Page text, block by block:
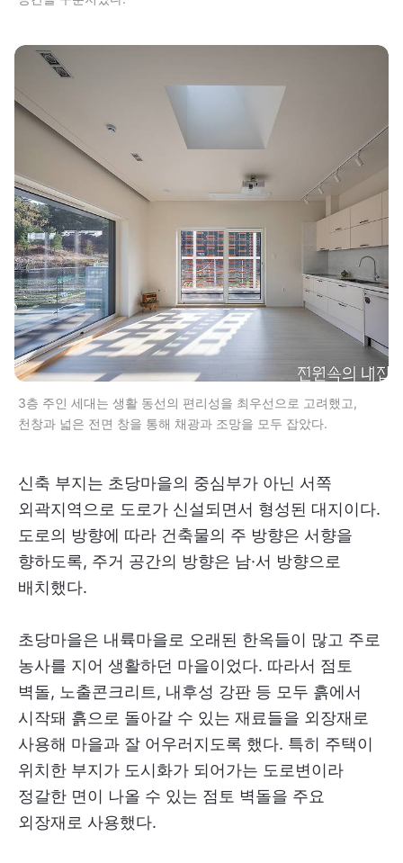
3층 주인 세대는 생활 동선의 편리성을 최우선으로 고려했고,
천창과 넓은 전면 창을 통해 채광과 조망을 모두 잡았다.
신축 부지는 초당마을의 중심부가 아닌 서쪽
외곽지역으로 도로가 신설되면서 형성된 대지이다.
도로의 방향에 따라 건축물의 주 방향은 서향을
향하도록, 주거 공간의 방향은 남·서 방향으로
배치했다.
초당마을은 내륙마을로 오래된 한옥들이 많고 주로
농사를 지어 생활하던 마을이었다. 따라서 점토
벽돌, 노출콘크리트, 내후성 강판 등 모두 흙에서
시작돼 흙으로 돌아갈 수 있는 재료들을 외장재로
사용해 마을과 잘 어우러지도록 했다. 특히 주택이
위치한 부지가 도시화가 되어가는 도로변이라
정갈한 면이 나올 수 있는 점토 벽돌을 주요
외장재로 사용했다.